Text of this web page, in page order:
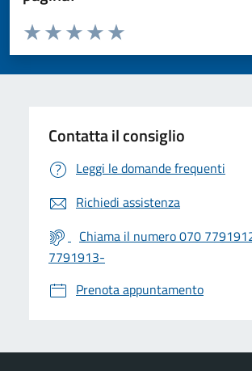
Valuta da 1 a 5 stelle la pagina
Valuta 5 stelle su 5
Valuta 4 stelle su 5
Valuta 3 stelle su 5
Valuta 2 stelle su 5
Valuta 1 stelle su 5
Contatta il consiglio
Leggi le domande frequenti
Richiedi assistenza
Chiama il numero 070
7791913-
Prenota appuntamento